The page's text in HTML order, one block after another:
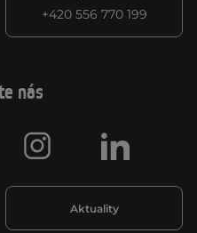
+420 556 770 199
nás
Aktuality
Instagram LinkedIn